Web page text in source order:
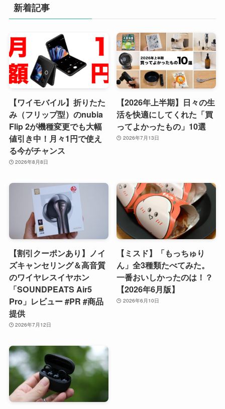
新着記事
【ワイモバイル】折りたた
み（フリップ型）のnubia
Flip 2が機種変更でも大幅
値引き中！月々1円で使え
る今がチャンス
2026年8月8日
【2026年上半期】日々の生
活を快適にしてくれた「買
ってよかったもの」10選
2026年7月13日
【割引クーポンあり】ノイ
ズキャンセリング＆高音質
のワイヤレスイヤホン
「SOUNDPEATS Air5
Pro」レビュー #PR #商品
提供
2026年7月12日
【ミスド】「もっちゅり
ん」全3種類たべてみた。
一番おいしかったのは！？
【2026年6月版】
2026年6月10日